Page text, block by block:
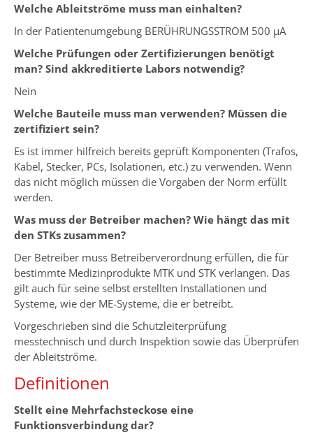
Welche Ableitströme muss man einhalten?
In der Patientenumgebung BERÜHRUNGSSTROM 500 μA
Welche Prüfungen oder Zertifizierungen benötigt
man? Sind akkreditierte Labors notwendig?
Nein
Welche Bauteile muss man verwenden? Müssen die
zertifiziert sein?
Es ist immer hilfreich bereits geprüft Komponenten (Trafos,
Kabel, Stecker, PCs, Isolationen, etc.) zu verwenden. Wenn
das nicht möglich müssen die Vorgaben der Norm erfüllt
werden.
Was muss der Betreiber machen? Wie hängt das mit
den STKs zusammen?
Der Betreiber muss Betreiberverordnung erfüllen, die für
bestimmte Medizinprodukte MTK und STK verlangen. Das
gilt auch für seine selbst erstellten Installationen und
Systeme, wie der ME-Systeme, die er betreibt.
Vorgeschrieben sind die Schutzleiterprüfung
messtechnisch und durch Inspektion sowie das Überprüfen
der Ableitströme.
Definitionen
Stellt eine Mehrfachsteckose eine
Funktionsverbindung dar?